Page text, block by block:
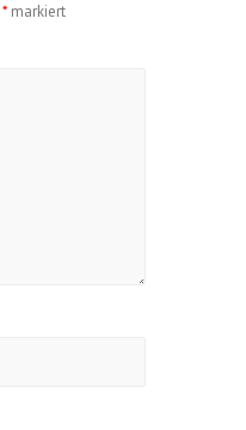
* markiert